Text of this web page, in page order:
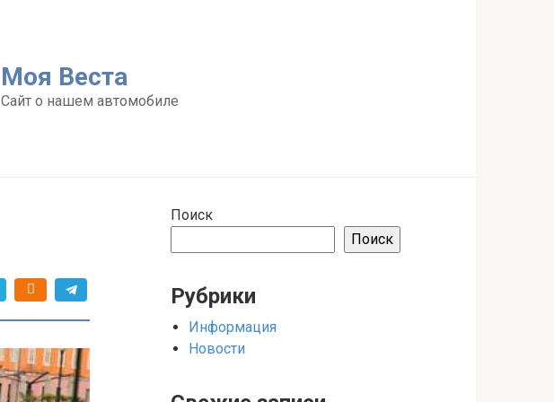
Моя Веста
Сайт о нашем автомобиле
Поиск
Поиск
Рубрики
Информация
Новости